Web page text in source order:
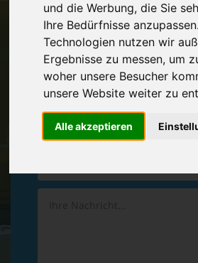
und die Werbung, die Sie
Ihre Bedürfnisse
Technologien nutzen wir
Ergebnisse zu messen, um
woher unsere Besucher
unsere Website weiter zu
Alle akzeptieren
Vereinbaren Sie
Hinterlassen Sie uns gern eine